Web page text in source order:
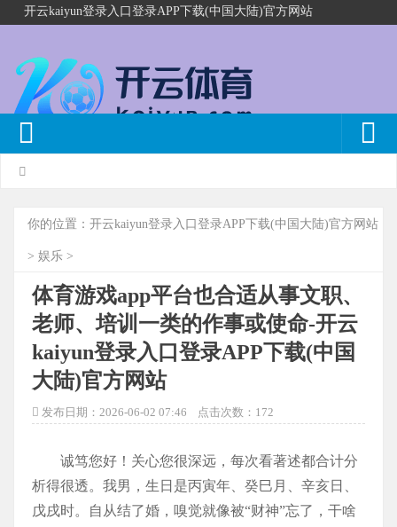
开云kaiyun登录入口登录APP下载(中国大陆)官方网站
你的位置： 开云kaiyun登录入口登录APP下载(中国大陆)官方网站
> 娱乐 >
体育游戏app平台也合适从事文职、
老师、培训一类的作事或使命-开云
kaiyun登录入口登录APP下载(中国
大陆)官方网站
发布日期：2026-06-02 07:46 点击次数：172
诚笃您好！关心您很深远，每次看著述都合计分
析得很透。我男，生日是丙寅年、癸巳月、辛亥日、
戊戌时。自从结了婚，嗅觉就像被“财神”忘了，干啥